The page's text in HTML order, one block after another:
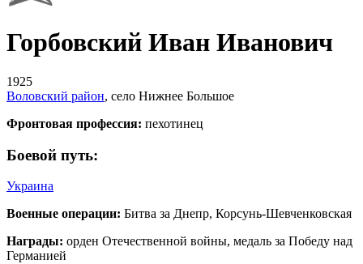
Горбовский Иван Иванович
1925
Воловский район, село Нижнее Большое
Фронтовая профессия: пехотинец
Боевой путь:
Украина
Военные операции: Битва за Днепр, Корсунь-Шевченковская
Награды: орден Отечественной войны, медаль за Победу над
Германией